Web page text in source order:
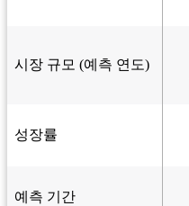
시장 규모 (예측 연도)
성장률
예측 기간